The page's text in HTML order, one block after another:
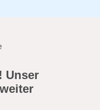
Unser